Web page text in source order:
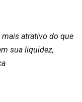
atrativo do que
sua liquidez,